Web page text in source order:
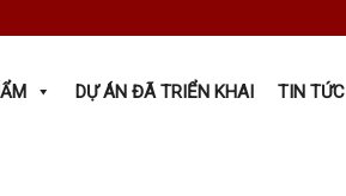
DỰ ÁN ĐÃ TRIỂN KHAI TIN TỨC